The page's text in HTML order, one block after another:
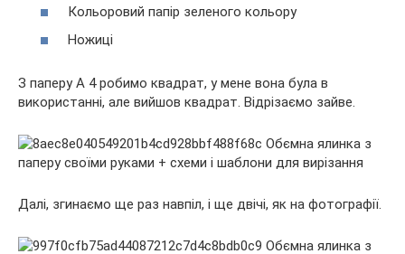
Кольоровий папір зеленого кольору
Ножиці
З паперу А 4 робимо квадрат, у мене вона була в
використанні, але вийшов квадрат. Відрізаємо зайве.
Далі, згинаємо ще раз навпіл, і ще двічі, як на фотографії.